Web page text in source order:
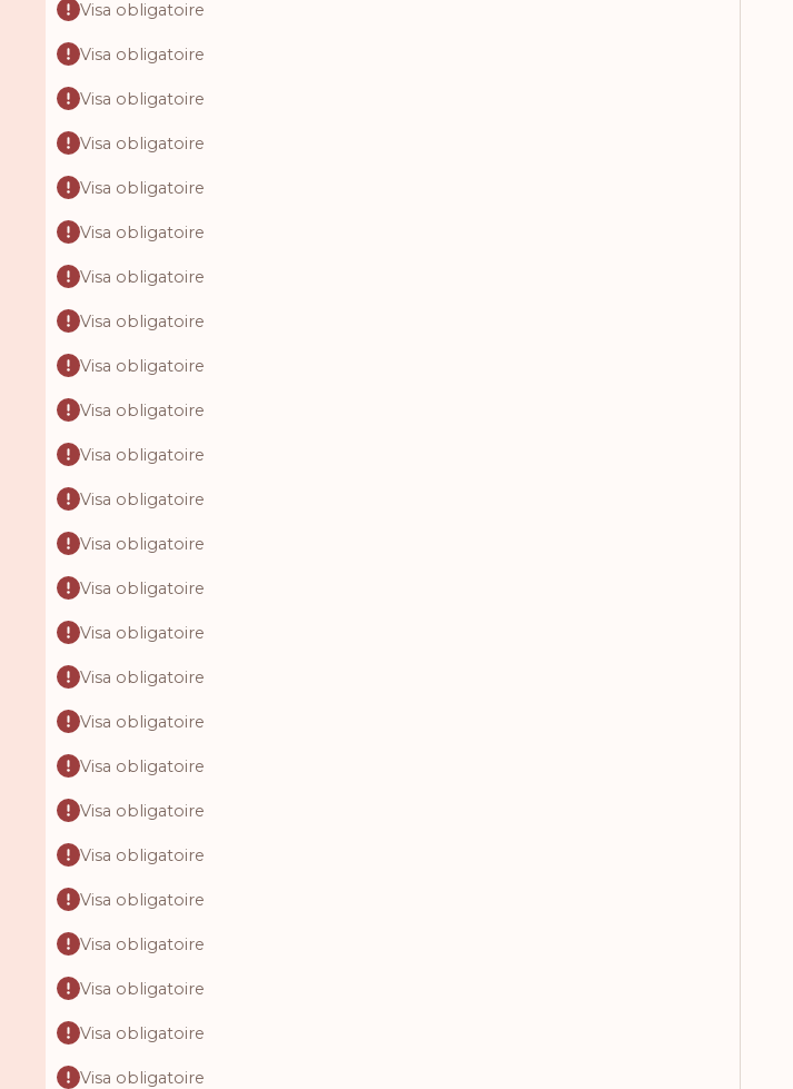
Visa obligatoire
Visa obligatoire
Visa obligatoire
Visa obligatoire
Visa obligatoire
Visa obligatoire
Visa obligatoire
Visa obligatoire
Visa obligatoire
Visa obligatoire
Visa obligatoire
Visa obligatoire
Visa obligatoire
Visa obligatoire
Visa obligatoire
Visa obligatoire
Visa obligatoire
Visa obligatoire
Visa obligatoire
Visa obligatoire
Visa obligatoire
Visa obligatoire
Visa obligatoire
Visa obligatoire
Visa obligatoire